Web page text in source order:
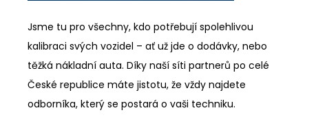
Jsme tu pro všechny, kdo potřebují spolehlivou
kalibraci svých vozidel – ať už jde o dodávky, nebo
těžká nákladní auta. Díky naší síti partnerů po celé
České republice máte jistotu, že vždy najdete
odborníka, který se postará o vaši techniku.